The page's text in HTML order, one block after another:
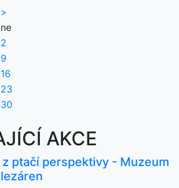
>
ne
2
9
16
23
30
AKCE
ptačí perspektivy - Muzeum